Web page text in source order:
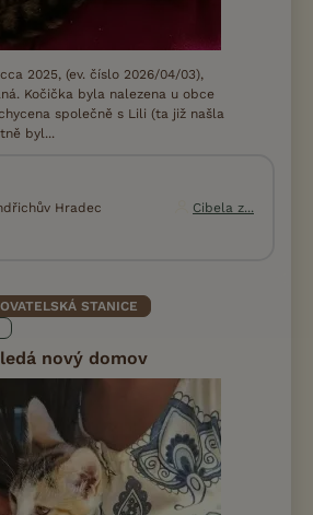
2025, (ev. číslo 2026/04/03),
Kočička byla nalezena u obce
společně s Lili (ta již našla
byl...
Hradec
Cibela z...
STANICE
nový domov